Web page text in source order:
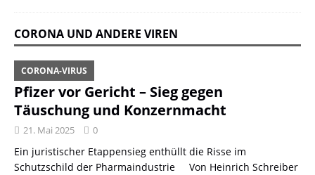
CORONA UND ANDERE VIREN
Pfizer vor Gericht – Sieg gegen
Täuschung und Konzernmacht
CORONA-VIRUS
21. Mai 2025 0
Ein juristischer Etappensieg enthüllt die Risse im
Schutzschild der Pharmaindustrie Von Heinrich Schreiber